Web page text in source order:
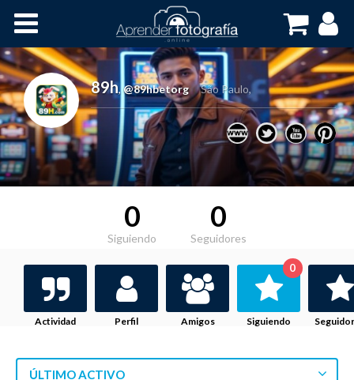
Cursos OnLine
89h, @89hbetorg São Paulo,
0
Siguiendo
0
Seguidores
Actividad Perfil Amigos Siguiendo
0
ÚLTIMO ACTIVO